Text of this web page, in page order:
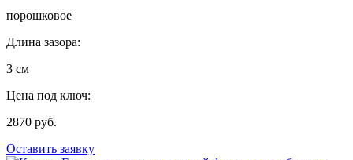
порошковое
Длина зазора:
3 см
Цена под ключ:
2870 руб.
Оставить заявку